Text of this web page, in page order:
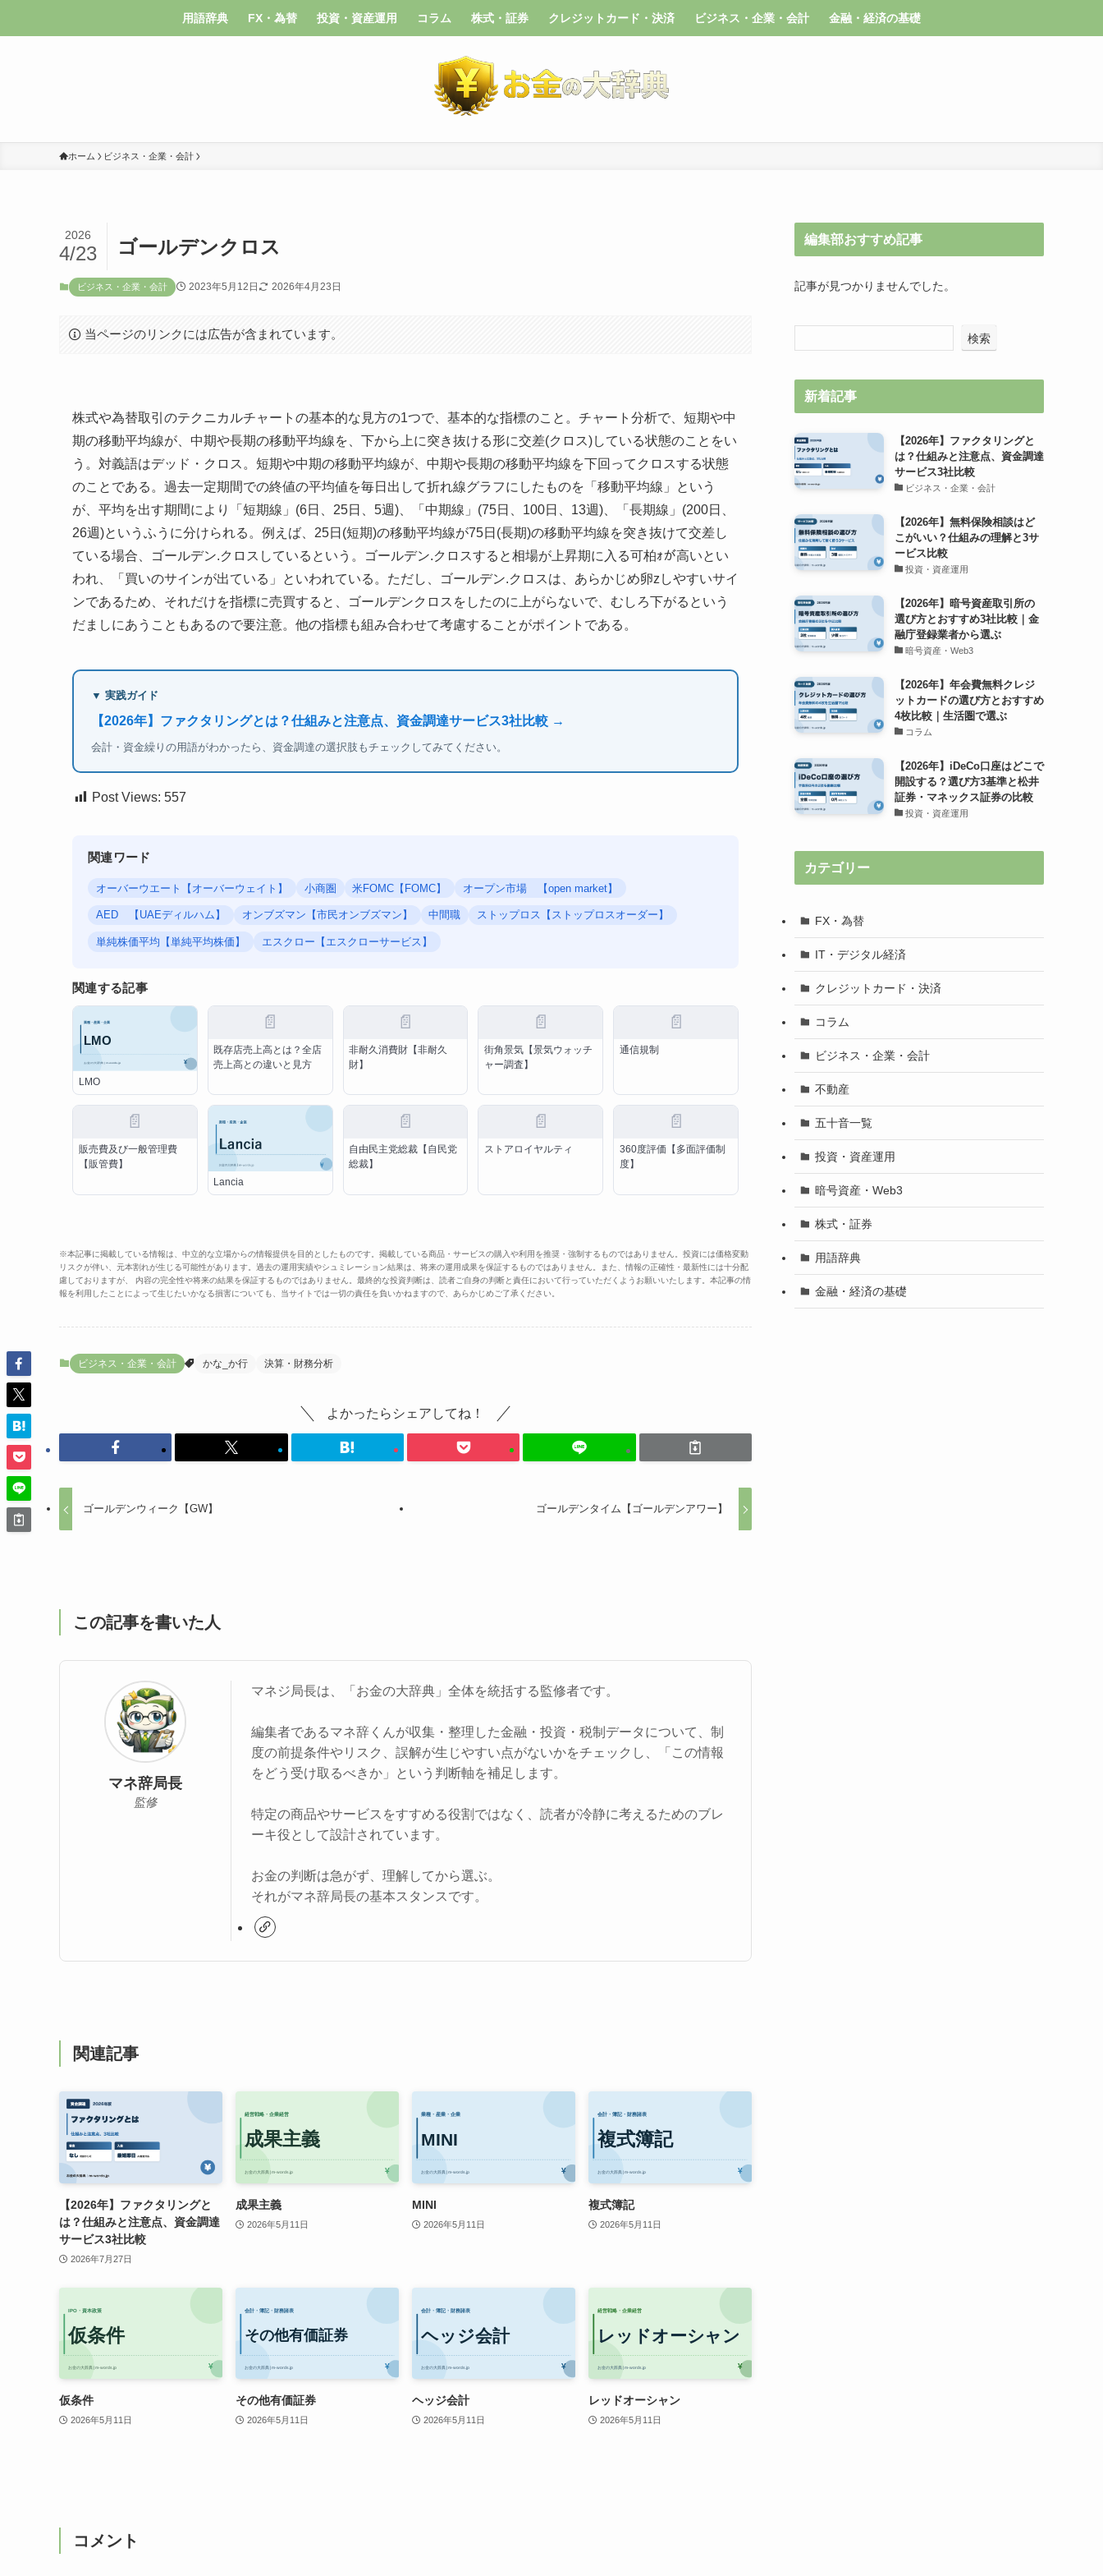
用語辞典 FX・為替 投資・資産運用 コラム 株式・証券 クレジットカード・決済 ビジネス・企業・会計 金融・経済の基礎
ホーム ビジネス・企業・会計
ゴールデンクロス
2026
4/23
ビジネス・企業・会計 2023年5月12日 2026年4月23日
当ページのリンクには広告が含まれています。
株式や為替取引のテクニカルチャートの基本的な見方の1つで、基本的な指標のこと。チャート分析で、短期や中
期の移動平均線が、中期や長期の移動平均線を、下から上に突き抜ける形に交差(クロス)している状態のことをい
う。対義語はデッド・クロス。短期や中期の移動平均線が、中期や長期の移動平均線を下回ってクロスする状態
のことである。過去一定期間での終値の平均値を毎日出して折れ線グラフにしたものを「移動平均線」という
が、平均を出す期間により「短期線」(6日、25日、5週)、「中期線」(75日、100日、13週)、「長期線」(200日、
26週)というふうに分けられる。例えば、25日(短期)の移動平均線が75日(長期)の移動平均線を突き抜けて交差し
ている場合、ゴールデン.クロスしているという。ゴールデン.クロスすると相場が上昇期に入る可柏ｫが高いとい
われ、「買いのサインが出ている」といわれている。ただし、ゴールデン.クロスは、あらかじめ卵zしやすいサイ
ンであるため、それだけを指標に売買すると、ゴールデンクロスをしたのに上がらないで、むしろ下がるという
だましにあうこともあるので要注意。他の指標も組み合わせて考慮することがポイントである。
▼ 実践ガイド
【2026年】ファクタリングとは？仕組みと注意点、資金調達サービス3社比較 →
会計・資金繰りの用語がわかったら、資金調達の選択肢もチェックしてみてください。
Post Views: 557
関連ワード
オーバーウエート【オーバーウェイト】 小商圏 米FOMC【FOMC】 オープン市場 【open market】
AED 【UAEディルハム】 オンブズマン【市民オンブズマン】 中間職 ストップロス【ストップロスオーダー】
単純株価平均【単純平均株価】 エスクロー【エスクローサービス】
関連する記事
LMO
📄
既存店売上高とは？全店
売上高との違いと見方
📄
非耐久消費財【非耐久
財】
📄
街角景気【景気ウォッチ
ャー調査】
📄
通信規制
📄
販売費及び一般管理費
【販管費】
Lancia
📄
自由民主党総裁【自民党
総裁】
📄
ストアロイヤルティ
📄
360度評価【多面評価制
度】
※本記事に掲載している情報は、中立的な立場からの情報提供を目的としたものです。掲載している商品・サービスの購入や利用を推奨・強制するものではありません。投資には価格変動
リスクが伴い、元本割れが生じる可能性があります。過去の運用実績やシュミレーション結果は、将来の運用成果を保証するものではありません。また、情報の正確性・最新性には十分配
慮しておりますが、 内容の完全性や将来の結果を保証するものではありません。最終的な投資判断は、読者ご自身の判断と責任において行っていただくようお願いいたします。本記事の情
報を利用したことによって生じたいかなる損害についても、当サイトでは一切の責任を負いかねますので、あらかじめご了承ください。
ビジネス・企業・会計 かな_か行 決算・財務分析
よかったらシェアしてね！
ゴールデンウィーク【GW】 ゴールデンタイム【ゴールデンアワー】
この記事を書いた人
マネ辞局長
監修
マネジ局長は、「お金の大辞典」全体を統括する監修者です。
編集者であるマネ辞くんが収集・整理した金融・投資・税制データについて、制
度の前提条件やリスク、誤解が生じやすい点がないかをチェックし、「この情報
をどう受け取るべきか」という判断軸を補足します。
特定の商品やサービスをすすめる役割ではなく、読者が冷静に考えるためのブレ
ーキ役として設計されています。
お金の判断は急がず、理解してから選ぶ。
それがマネ辞局長の基本スタンスです。
関連記事
【2026年】ファクタリングと
は？仕組みと注意点、資金調達
サービス3社比較
2026年7月27日
成果主義
2026年5月11日
MINI
2026年5月11日
複式簿記
2026年5月11日
仮条件
2026年5月11日
その他有価証券
2026年5月11日
ヘッジ会計
2026年5月11日
レッドオーシャン
2026年5月11日
コメント
編集部おすすめ記事
記事が見つかりませんでした。
検索
新着記事
【2026年】ファクタリングと
は？仕組みと注意点、資金調達
サービス3社比較
ビジネス・企業・会計
【2026年】無料保険相談はど
こがいい？仕組みの理解と3サ
ービス比較
投資・資産運用
【2026年】暗号資産取引所の
選び方とおすすめ3社比較｜金
融庁登録業者から選ぶ
暗号資産・Web3
【2026年】年会費無料クレジ
ットカードの選び方とおすすめ
4枚比較｜生活圏で選ぶ
コラム
【2026年】iDeCo口座はどこで
開設する？選び方3基準と松井
証券・マネックス証券の比較
投資・資産運用
カテゴリー
FX・為替
IT・デジタル経済
クレジットカード・決済
コラム
ビジネス・企業・会計
不動産
五十音一覧
投資・資産運用
暗号資産・Web3
株式・証券
用語辞典
金融・経済の基礎